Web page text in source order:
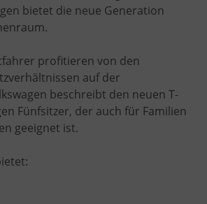
bietet die neue Generation
profitieren von den
auf der
beschreibt den neuen T-
Fünfsitzer, der auch für Familien
geeignet ist.